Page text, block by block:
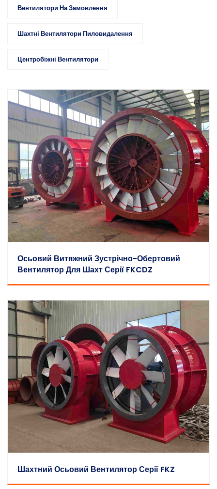
Вентилятори На Замовлення
Шахтні Вентилятори Пиловидалення
Центробіжні Вентилятори
Осьовий Витяжний Зустрічно-Обертовий
Вентилятор Для Шахт Серії FKCDZ
Шахтний Осьовий Вентилятор Серії FKZ